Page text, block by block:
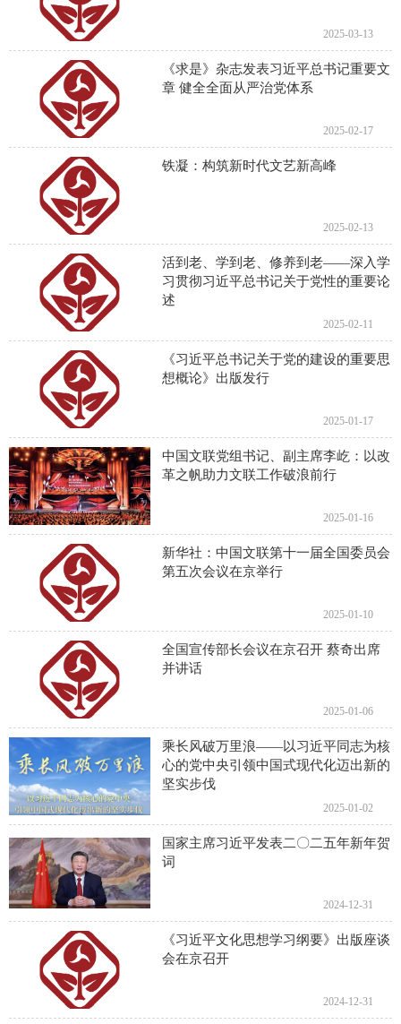
2025-03-13
《求是》杂志发表习近平总书记重要文
章 健全全面从严治党体系
2025-02-17
铁凝：构筑新时代文艺新高峰
2025-02-13
活到老、学到老、修养到老——深入学
习贯彻习近平总书记关于党性的重要论
述
2025-02-11
《习近平总书记关于党的建设的重要思
想概论》出版发行
2025-01-17
中国文联党组书记、副主席李屹：以改
革之帆助力文联工作破浪前行
2025-01-16
新华社：中国文联第十一届全国委员会
第五次会议在京举行
2025-01-10
全国宣传部长会议在京召开 蔡奇出席
并讲话
2025-01-06
乘长风破万里浪——以习近平同志为核
心的党中央引领中国式现代化迈出新的
坚实步伐
2025-01-02
国家主席习近平发表二〇二五年新年贺
词
2024-12-31
《习近平文化思想学习纲要》出版座谈
会在京召开
2024-12-31